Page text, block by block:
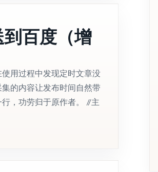
百度（增
用过程中发现定时文章没
的内容让发布时间自然带
，功劳归于原作者。 //主